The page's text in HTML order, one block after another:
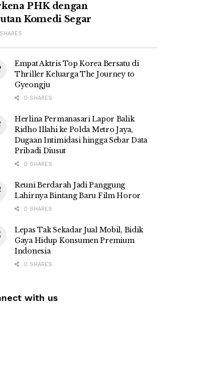
PHK dengan
Komedi Segar
Empat Aktris Top Korea Bersatu di
Thriller Keluarga The Journey to
Gyeongju
0 SHARES
Herlina Permanasari Lapor Balik
Ridho Illahi ke Polda Metro Jaya,
Dugaan Intimidasi hingga Sebar Data
Pribadi Diusut
0 SHARES
Reuni Berdarah Jadi Panggung
Lahirnya Bintang Baru Film Horor
0 SHARES
Lepas Tak Sekadar Jual Mobil, Bidik
Gaya Hidup Konsumen Premium
Indonesia
0 SHARES
with us